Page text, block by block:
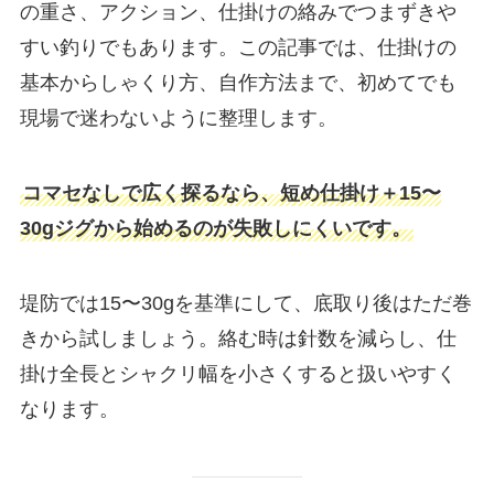
の重さ、アクション、仕掛けの絡みでつまずきや
すい釣りでもあります。この記事では、仕掛けの
基本からしゃくり方、自作方法まで、初めてでも
現場で迷わないように整理します。
コマセなしで広く探るなら、短め仕掛け＋15〜
30gジグから始めるのが失敗しにくいです。
堤防では15〜30gを基準にして、底取り後はただ巻
きから試しましょう。絡む時は針数を減らし、仕
掛け全長とシャクリ幅を小さくすると扱いやすく
なります。